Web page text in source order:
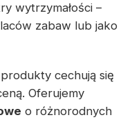
wytrzymałości –
zabaw lub jako
cechują się
Oferujemy
o różnorodnych